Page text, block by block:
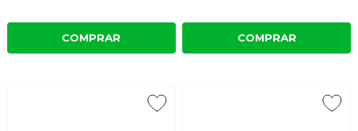
COMPRAR COMPRAR